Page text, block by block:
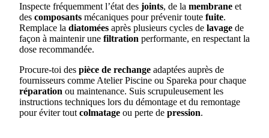
Inspecte fréquemment l’état des joints, de la membrane et
des composants mécaniques pour prévenir toute fuite.
Remplace la diatomées après plusieurs cycles de lavage de
façon à maintenir une filtration performante, en respectant la
dose recommandée.
Procure-toi des pièce de rechange adaptées auprès de
fournisseurs comme Atelier Piscine ou Spareka pour chaque
réparation ou maintenance. Suis scrupuleusement les
instructions techniques lors du démontage et du remontage
pour éviter tout colmatage ou perte de pression.